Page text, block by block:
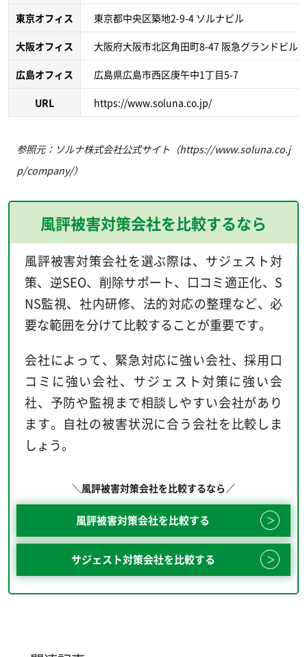
東京オフィス 東京都中央区築地2-9-4 ソルナビル
大阪オフィス 大阪府大阪市北区角田町8-47 阪急グランドビル
広島オフィス 広島県広島市西区庚午中1丁目5-7
URL https://www.soluna.co.jp/
参照元：ソルナ株式会社公式サイト（https://www.soluna.co.j
p/company/）
風評被害対策会社を比較するなら
風評被害対策会社を選ぶ際は、サジェスト対
策、逆SEO、削除サポート、口コミ適正化、S
NS監視、社内研修、法的対応の整理など、必
要な範囲を分けて比較することが重要です。
会社によって、緊急対応に強い会社、採用口
コミに強い会社、サジェスト対策に強い会
社、予防や監視まで相談しやすい会社があり
ます。自社の被害状況に合う会社を比較しま
しょう。
＼風評被害対策会社を比較するなら／
風評被害対策会社を比較する
サジェスト対策会社を比較する